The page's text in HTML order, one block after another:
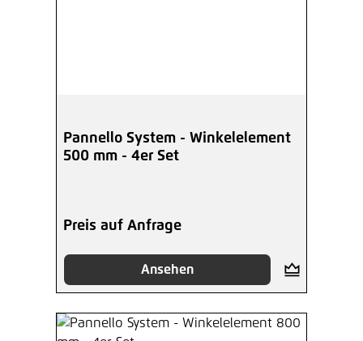
Pannello System - Winkelelement
500 mm - 4er Set
Preis auf Anfrage
Ansehen